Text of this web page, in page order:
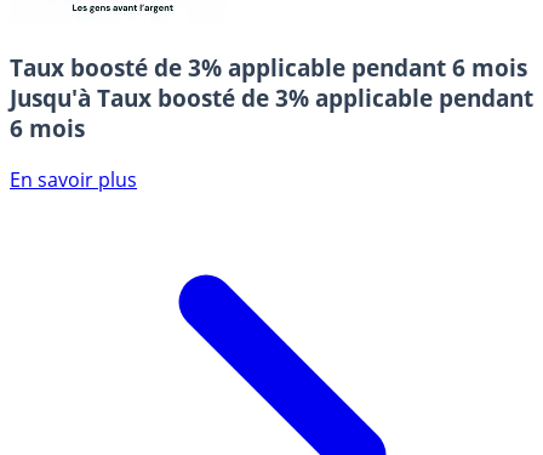
Taux boosté de 3% applicable pendant 6 mois
Jusqu'à Taux boosté de 3% applicable pendant
6 mois
En savoir plus